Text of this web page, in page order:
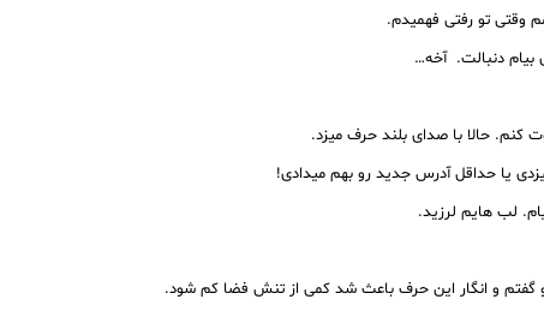
وقتی تو رفتی فهمیدم.
دنبالت. آخه…
حالا با صدای بلند حرف میزد.
یا حداقل آدرس جدید رو بهم میدادی!
لب هایم لرزید.
گفتم و انگار این حرف باعث شد کمی از تنش فضا کم شود.